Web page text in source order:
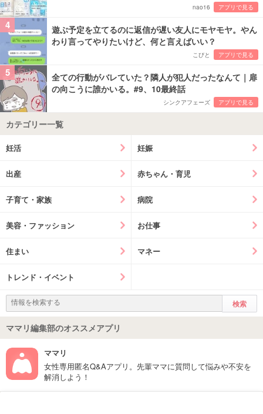
nao16 アプリで見る
4
遊ぶ予定を立てるのに返信が遅い友人にモヤモヤ。やん
わり言ってやりたいけど、何と言えばいい？
こびと アプリで見る
5
全ての行動がバレていた？隣人が犯人だったなんて｜扉
の向こうに誰かいる。#9、10最終話
シンクアフェーズ アプリで見る
カテゴリー一覧
妊活 妊娠
出産 赤ちゃん・育児
子育て・家族 病院
美容・ファッション お仕事
住まい マネー
トレンド・イベント
ママリ編集部のオススメアプリ
ママリ
女性専用匿名Q&Aアプリ。先輩ママに質問して悩みや不安を
解消しよう！